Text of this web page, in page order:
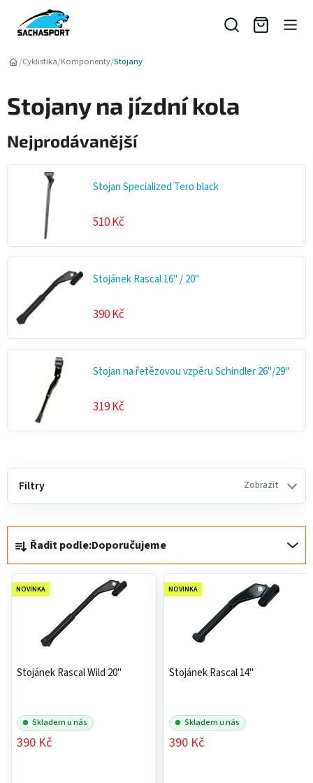
obsah
/Cyklistika/Komponenty/Stojany
Stojany na jízdní kola
Nejprodávanější
Stojan Specialized Tero black
510 Kč
Stojánek Rascal 16" / 20"
390 Kč
Stojan na řetězovou vzpěru Schindler 26"/29"
319 Kč
a
z
e
Řadit podle:Doporučujeme
Filtry Zobrazit
V
p
p
r
Stojánek Rascal Wild 20"
Skladem u nás
390 Kč
NOVINKA
Stojánek Rascal 14"
Skladem u nás
390 Kč
NOVINKA